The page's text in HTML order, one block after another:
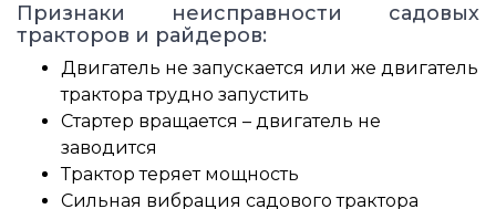
Признаки неисправности садовых
тракторов и райдеров:
Двигатель не запускается или же двигатель
трактора трудно запустить
Стартер вращается – двигатель не
заводится
Трактор теряет мощность
Сильная вибрация садового трактора